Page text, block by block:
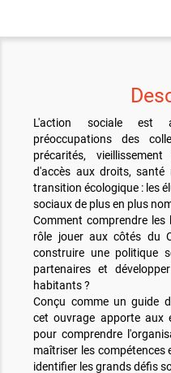
L'action sociale est
préoccupations des
précarités,
d'accès aux droits, santé
transition écologique : les
sociaux de plus en plus
Comment comprendre les
rôle jouer aux côtés du
construire une politique
partenaires et
habitants ?
Conçu comme un guide
cet ouvrage apporte aux
pour comprendre
maîtriser les compétences
identifier les grands défis